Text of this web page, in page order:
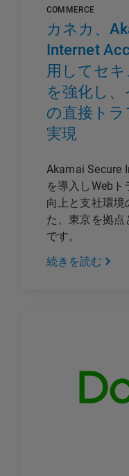
COMMERCE
カネカ、
Internet
用してセ
を強化し
の直接ト
実現
Akamai Secure
を導入しWeb
向上と支社環境
た、東京を拠点
です。
続きを読む